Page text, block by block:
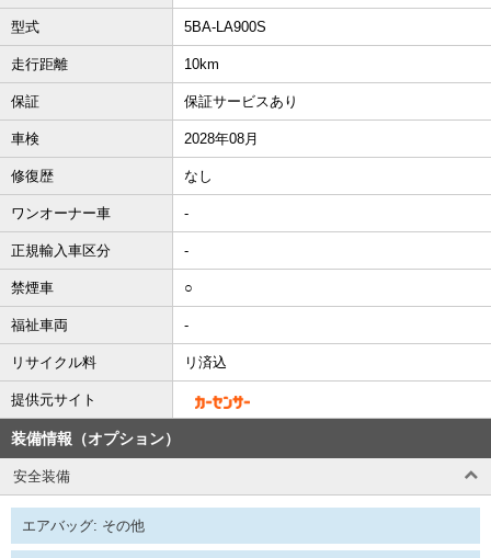
型式 5BA-LA900S
走行距離 10km
保証 保証サービスあり
車検 2028年08月
修復歴 なし
ワンオーナー車 -
正規輸入車区分 -
禁煙車 ○
福祉車両 -
リサイクル料 リ済込
提供元サイト
装備情報（オプション）
安全装備
エアバッグ: その他